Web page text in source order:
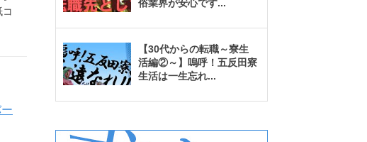
俗業界が安心です...
【30代からの転職～寮生
活編②～】嗚呼！五反田寮
生活は一生忘れ...